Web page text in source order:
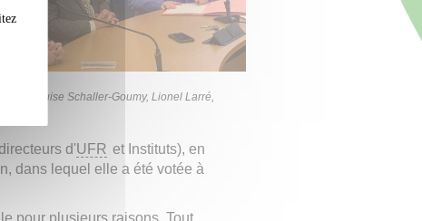
: Louise Schaller-Goumy, Lionel Larré,
d'UFR et Instituts), en
dans lequel elle a été votée à